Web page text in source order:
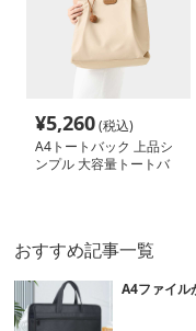
¥5,260(税込)
A4トートバック 上品シ
ンプル 大容量トートバ
おすすめ記事一覧
A4ファイル